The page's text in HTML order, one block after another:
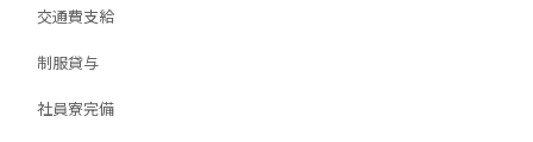
交通費支給
制服貸与
社員寮完備